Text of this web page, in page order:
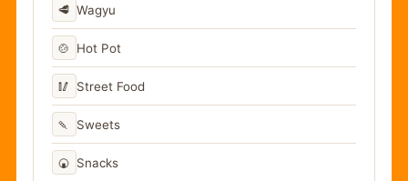
🥩 Wagyu
🍲 Hot Pot
🥢 Street Food
🍡 Sweets
🍘 Snacks